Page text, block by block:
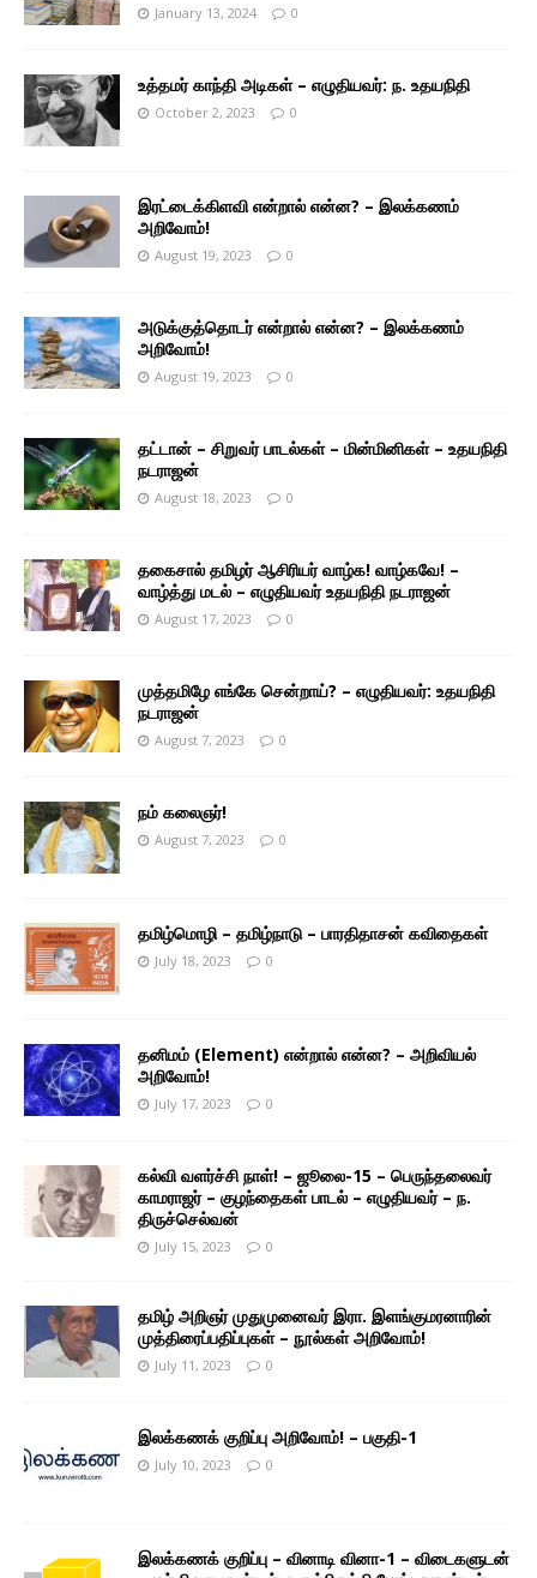
January 13, 2024 0
உத்தமர் காந்தி அடிகள் – எழுதியவர்: ந. உதயநிதி
October 2, 2023 0
இரட்டைக்கிளவி என்றால் என்ன? – இலக்கணம்
அறிவோம்!
August 19, 2023 0
அடுக்குத்தொடர் என்றால் என்ன? – இலக்கணம்
அறிவோம்!
August 19, 2023 0
தட்டான் – சிறுவர் பாடல்கள் – மின்மினிகள் – உதயநிதி
நடராஜன்
August 18, 2023 0
தகைசால் தமிழர் ஆசிரியர் வாழ்க! வாழ்கவே! –
வாழ்த்து மடல் – எழுதியவர் உதயநிதி நடராஜன்
August 17, 2023 0
முத்தமிழே எங்கே சென்றாய்? – எழுதியவர்: உதயநிதி
நடராஜன்
August 7, 2023 0
நம் கலைஞர்!
August 7, 2023 0
தமிழ்மொழி – தமிழ்நாடு – பாரதிதாசன் கவிதைகள்
July 18, 2023 0
தனிமம் (Element) என்றால் என்ன? – அறிவியல்
அறிவோம்!
July 17, 2023 0
கல்வி வளர்ச்சி நாள்! – ஜூலை-15 – பெருந்தலைவர்
காமராஜர் – குழந்தைகள் பாடல் – எழுதியவர் – ந.
திருச்செல்வன்
July 15, 2023 0
தமிழ் அறிஞர் முதுமுனைவர் இரா. இளங்குமரனாரின்
முத்திரைப்பதிப்புகள் – நூல்கள் அறிவோம்!
July 11, 2023 0
இலக்கணக் குறிப்பு அறிவோம்! – பகுதி-1
July 10, 2023 0
இலக்கணக் குறிப்பு – வினாடி வினா-1 – விடைகளுடன்